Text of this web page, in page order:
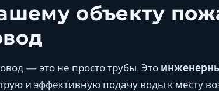
объекту
— это не просто трубы. Это
и эффективную подачу воды к месту